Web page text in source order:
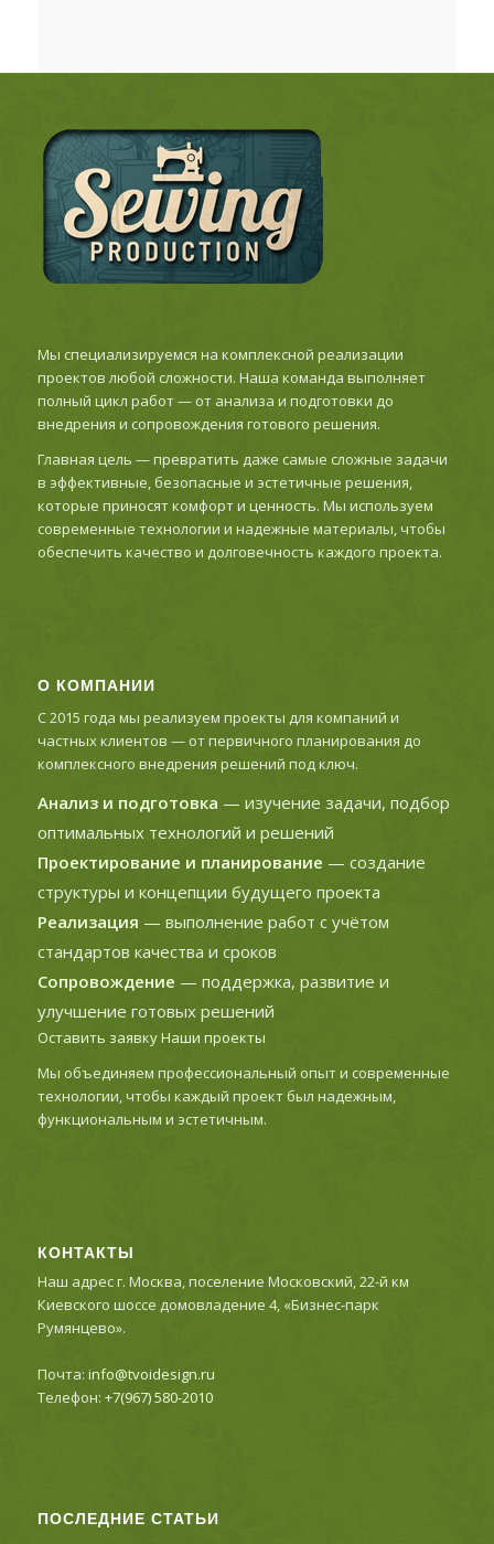
Мы специализируемся на комплексной реализации
проектов любой сложности. Наша команда выполняет
полный цикл работ — от анализа и подготовки до
внедрения и сопровождения готового решения.
Главная цель — превратить даже самые сложные задачи
в эффективные, безопасные и эстетичные решения,
которые приносят комфорт и ценность. Мы используем
современные технологии и надежные материалы, чтобы
обеспечить качество и долговечность каждого проекта.
О КОМПАНИИ
С 2015 года мы реализуем проекты для компаний и
частных клиентов — от первичного планирования до
комплексного внедрения решений под ключ.
Анализ и подготовка — изучение задачи, подбор
оптимальных технологий и решений
Проектирование и планирование — создание
структуры и концепции будущего проекта
Реализация — выполнение работ с учётом
стандартов качества и сроков
Сопровождение — поддержка, развитие и
улучшение готовых решений
Оставить заявкуНаши проекты
Мы объединяем профессиональный опыт и современные
технологии, чтобы каждый проект был надежным,
функциональным и эстетичным.
КОНТАКТЫ
Наш адрес г. Москва, поселение Московский, 22-й км
Киевского шоссе домовладение 4, «Бизнес-парк
Румянцево».
Почта: info@tvoidesign.ru
Телефон: +7(967) 580-2010
ПОСЛЕДНИЕ СТАТЬИ